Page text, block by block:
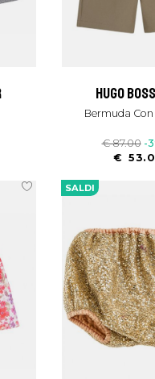
hugo
Bermuda
€ 87.00 -
€
SALDI